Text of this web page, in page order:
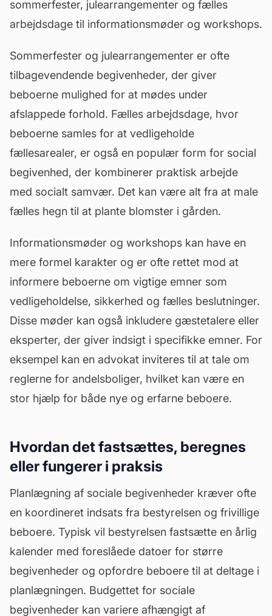
sommerfester, julearrangementer og fælles
arbejdsdage til informationsmøder og workshops.
Sommerfester og julearrangementer er ofte
tilbagevendende begivenheder, der giver
beboerne mulighed for at mødes under
afslappede forhold. Fælles arbejdsdage, hvor
beboerne samles for at vedligeholde
fællesarealer, er også en populær form for social
begivenhed, der kombinerer praktisk arbejde
med socialt samvær. Det kan være alt fra at male
fælles hegn til at plante blomster i gården.
Informationsmøder og workshops kan have en
mere formel karakter og er ofte rettet mod at
informere beboerne om vigtige emner som
vedligeholdelse, sikkerhed og fælles beslutninger.
Disse møder kan også inkludere gæstetalere eller
eksperter, der giver indsigt i specifikke emner. For
eksempel kan en advokat inviteres til at tale om
reglerne for andelsboliger, hvilket kan være en
stor hjælp for både nye og erfarne beboere.
Hvordan det fastsættes, beregnes
eller fungerer i praksis
Planlægning af sociale begivenheder kræver ofte
en koordineret indsats fra bestyrelsen og frivillige
beboere. Typisk vil bestyrelsen fastsætte en årlig
kalender med foreslåede datoer for større
begivenheder og opfordre beboere til at deltage i
planlægningen. Budgettet for sociale
begivenheder kan variere afhængigt af